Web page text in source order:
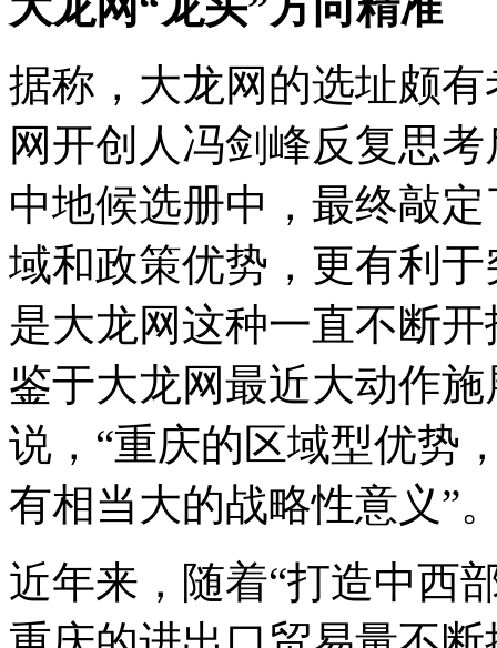
据称，大龙网的选址颇
网开创人冯剑峰反复思
中地候选册中，最终敲
域和政策优势，更有利
是大龙网这种一直不断
鉴于大龙网最近大动作
说，“重庆的区域型优势
有相当大的战略性意义”
近年来，随着“打造中西